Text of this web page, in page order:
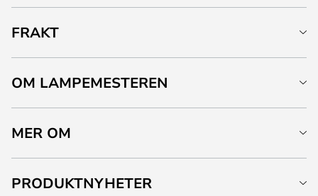
FRAKT
OM LAMPEMESTEREN
MER OM
PRODUKTNYHETER